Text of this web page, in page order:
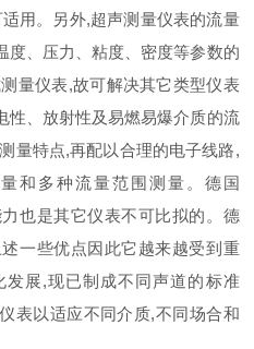
用。另外,超声测量仪表的流量
度、压力、粘度、密度等参数的
量仪表,故可解决其它类型仪表
性、放射性及易燃易爆介质的流
量特点,再配以合理的电子线路,
和多种流量范围测量。德国
也是其它仪表不可比拟的。德
一些优点因此它越来越受到重
展,现已制成不同声道的标准
表以适应不同介质,不同场合和